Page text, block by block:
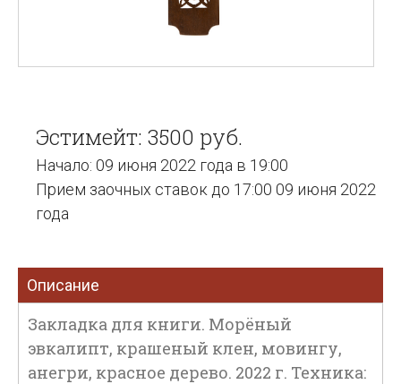
Эстимейт: 3500 руб.
Начало: 09 июня 2022 года в 19:00
Прием заочных ставок до 17:00 09 июня 2022
года
Описание
Закладка для книги. Морёный
эвкалипт, крашеный клен, мовингу,
анегри, красное дерево. 2022 г. Техника: